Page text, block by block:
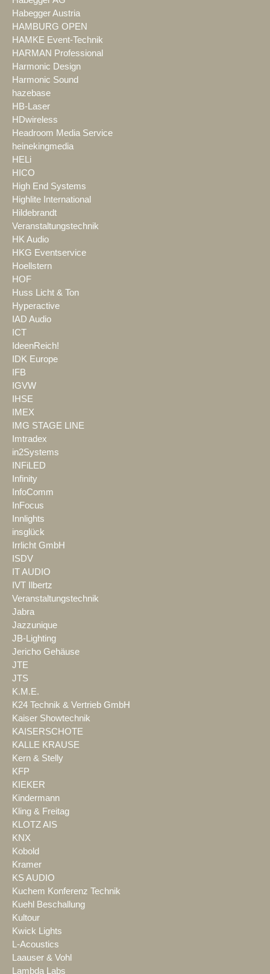
Habegger Austria
HAMBURG OPEN
HAMKE Event-Technik
HARMAN Professional
Harmonic Design
Harmonic Sound
hazebase
HB-Laser
HDwireless
Headroom Media Service
heinekingmedia
HELi
HICO
High End Systems
Highlite International
Hildebrandt
Veranstaltungstechnik
HK Audio
HKG Eventservice
Hoellstern
HOF
Huss Licht & Ton
Hyperactive
IAD Audio
ICT
IdeenReich!
IDK Europe
IFB
IGVW
IHSE
IMEX
IMG STAGE LINE
Imtradex
in2Systems
INFiLED
Infinity
InfoComm
InFocus
Innlights
insglück
Irrlicht GmbH
ISDV
IT AUDIO
IVT Ilbertz
Veranstaltungstechnik
Jabra
Jazzunique
JB-Lighting
Jericho Gehäuse
JTE
JTS
K.M.E.
K24 Technik & Vertrieb GmbH
Kaiser Showtechnik
KAISERSCHOTE
KALLE KRAUSE
Kern & Stelly
KFP
KIEKER
Kindermann
Kling & Freitag
KLOTZ AIS
KNX
Kobold
Kramer
KS AUDIO
Kuchem Konferenz Technik
Kuehl Beschallung
Kultour
Kwick Lights
L-Acoustics
Laauser & Vohl
Lambda Labs